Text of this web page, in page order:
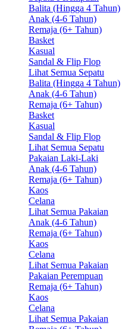
Balita (Hingga 4 Tahun)
Anak (4-6 Tahun)
Remaja (6+ Tahun)
Basket
Kasual
Sandal & Flip Flop
Lihat Semua Sepatu
Balita (Hingga 4 Tahun)
Anak (4-6 Tahun)
Remaja (6+ Tahun)
Basket
Kasual
Sandal & Flip Flop
Lihat Semua Sepatu
Pakaian Laki-Laki
Anak (4-6 Tahun)
Remaja (6+ Tahun)
Kaos
Celana
Lihat Semua Pakaian
Anak (4-6 Tahun)
Remaja (6+ Tahun)
Kaos
Celana
Lihat Semua Pakaian
Pakaian Perempuan
Remaja (6+ Tahun)
Kaos
Celana
Lihat Semua Pakaian